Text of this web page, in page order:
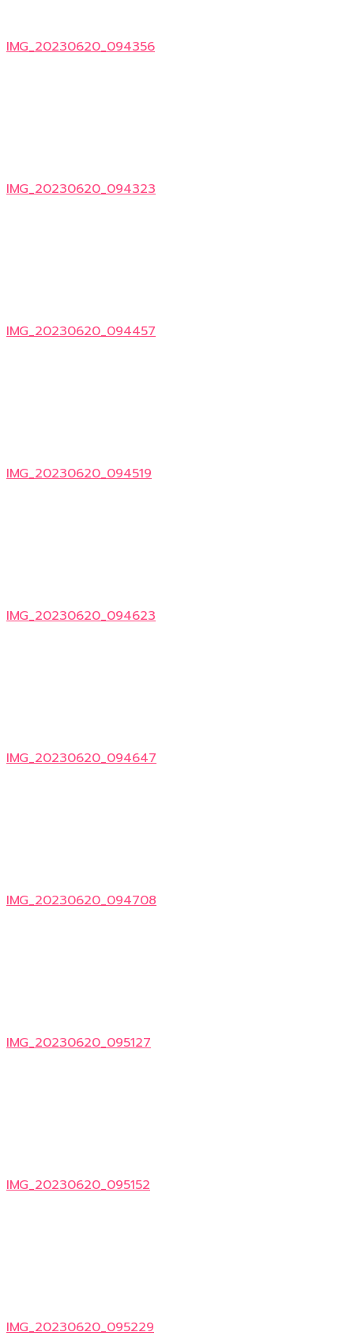
IMG_20230620_094356
IMG_20230620_094323
IMG_20230620_094457
IMG_20230620_094519
IMG_20230620_094623
IMG_20230620_094647
IMG_20230620_094708
IMG_20230620_095127
IMG_20230620_095152
IMG_20230620_095229